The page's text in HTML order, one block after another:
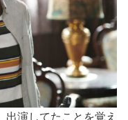
、出演してたことを覚え